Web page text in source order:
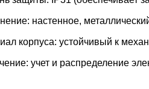
настенное,
корпуса: устойчивый к
учет и распределение